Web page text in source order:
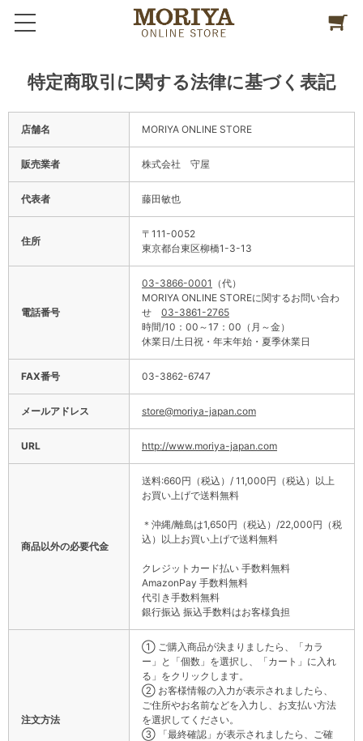
特定商取引に関する法律に基づく表記
店舗名 MORIYA ONLINE STORE
販売業者 株式会社 守屋
代表者 藤田敏也
住所
〒111-0052
東京都台東区柳橋1-3-13
電話番号
03-3866-0001 （代）
MORIYA ONLINE STOREに関するお問い合わ
せ 03-3861-2765
時間/10：00～17：00（月～金）
休業日/土日祝・年末年始・夏季休業日
FAX番号 03-3862-6747
メールアドレス store@moriya-japan.com
URL http://www.moriya-japan.com
商品以外の必要代金
送料:660円（税込）/ 11,000円（税込）以上
お買い上げで送料無料
＊沖縄/離島は1,650円（税込）/22,000円（税
込）以上お買い上げで送料無料
クレジットカード払い 手数料無料
AmazonPay 手数料無料
代引き手数料無料
銀行振込 振込手数料はお客様負担
注文方法
① ご購入商品が決まりましたら、「カラ
ー」と「個数」を選択し、「カート」に入れ
る」をクリックします。
② お客様情報の入力が表示されましたら、
ご住所やお名前などを入力し、お支払い方法
を選択してください。
③ 「最終確認」が表示されましたら、ご確